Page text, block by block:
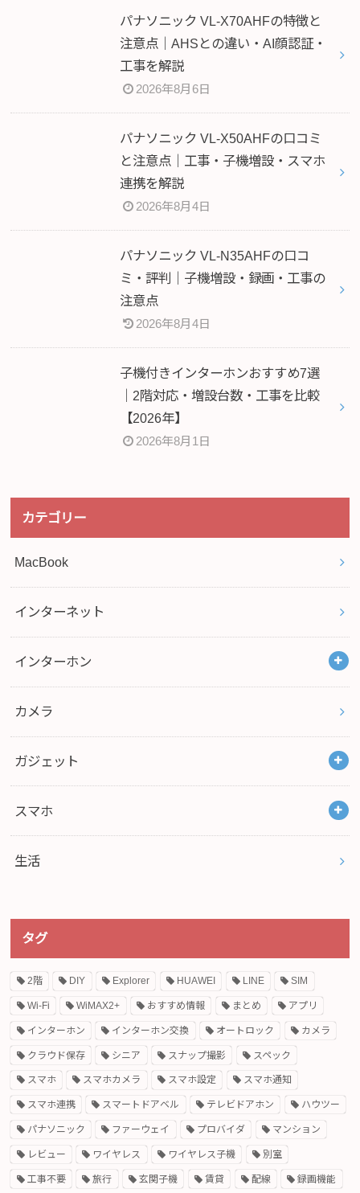
パナソニック VL-X70AHFの特徴と
注意点｜AHSとの違い・AI顔認証・
工事を解説
2026年8月6日
パナソニック VL-X50AHFの口コミ
と注意点｜工事・子機増設・スマホ
連携を解説
2026年8月4日
パナソニック VL-N35AHFの口コ
ミ・評判｜子機増設・録画・工事の
注意点
2026年8月4日
子機付きインターホンおすすめ7選
｜2階対応・増設台数・工事を比較
【2026年】
2026年8月1日
カテゴリー
MacBook
インターネット
インターホン
カメラ
ガジェット
スマホ
生活
タグ
2階 DIY Explorer HUAWEI LINE SIM
Wi-Fi WiMAX2+ おすすめ情報 まとめ アプリ
インターホン インターホン交換 オートロック カメラ
クラウド保存 シニア スナップ撮影 スペック
スマホ スマホカメラ スマホ設定 スマホ通知
スマホ連携 スマートドアベル テレビドアホン ハウツー
パナソニック ファーウェイ プロバイダ マンション
レビュー ワイヤレス ワイヤレス子機 別室
工事不要 旅行 玄関子機 賃貸 配線 録画機能